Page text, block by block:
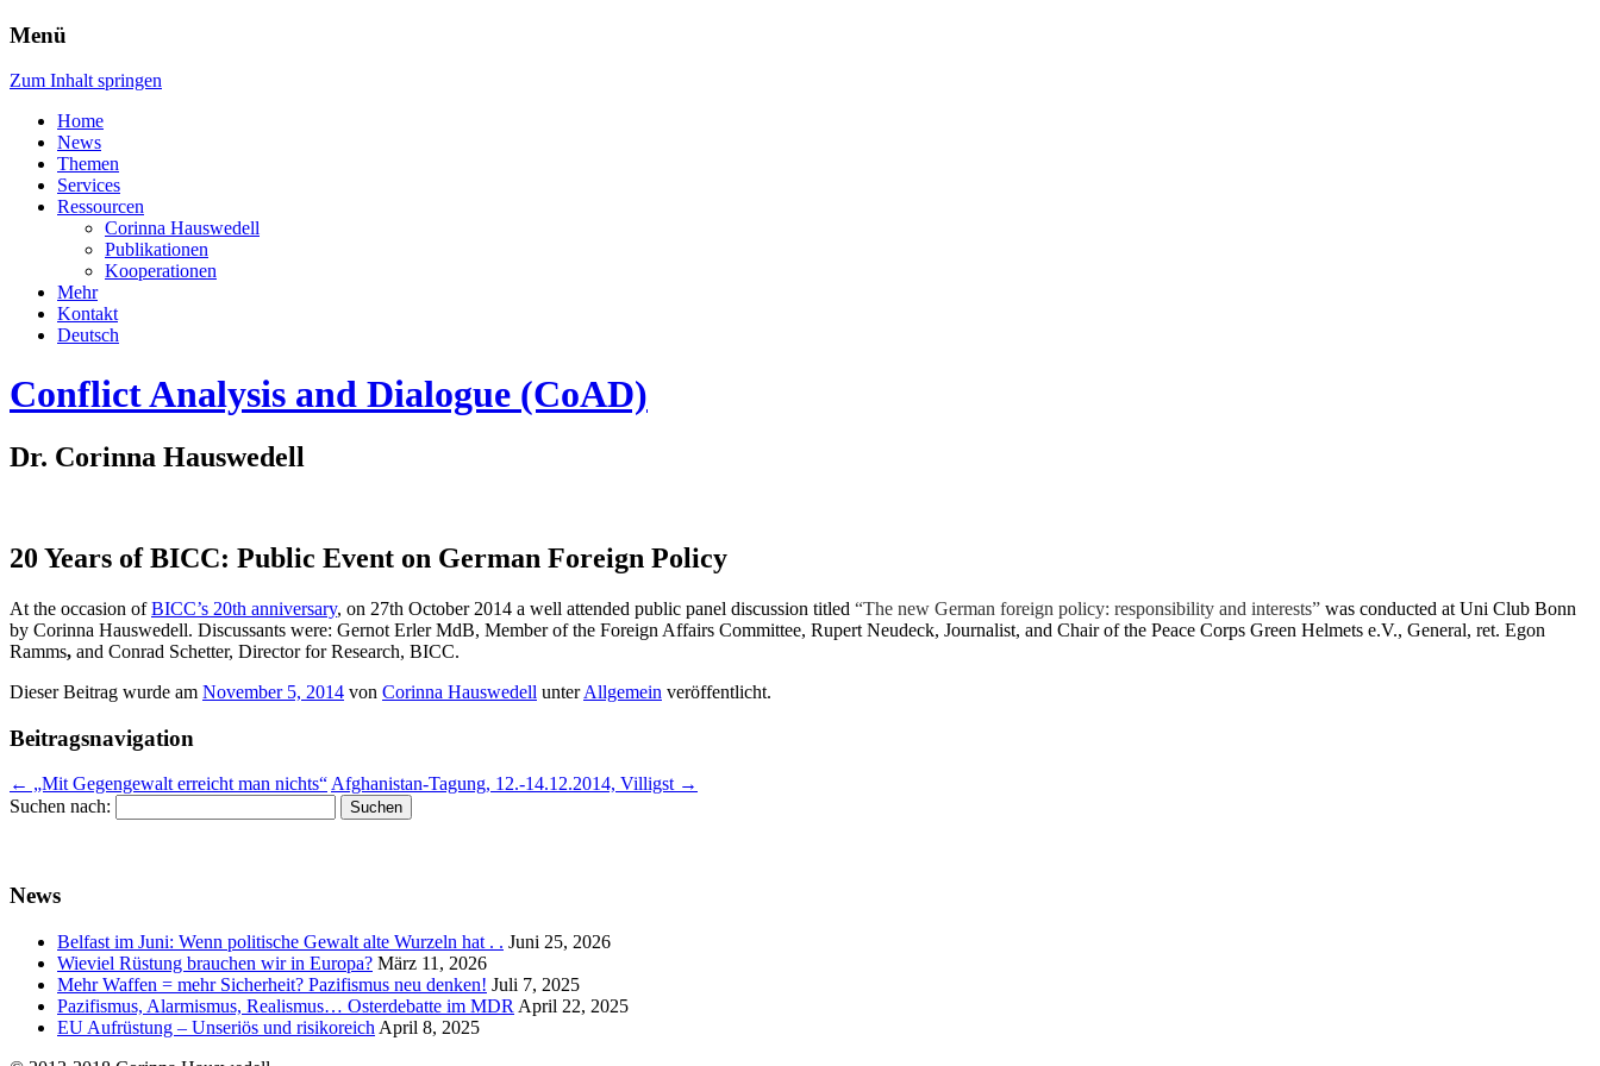
Menü
Zum Inhalt springen
Home
News
Themen
Services
Ressourcen
Corinna Hauswedell
Publikationen
Kooperationen
Mehr
Kontakt
Deutsch
Conflict Analysis and Dialogue (CoAD)
Dr. Corinna Hauswedell
20 Years of BICC: Public Event on German Foreign Policy
At the occasion ofBICC’s 20th anniversary, on 27th October 2014 a well attended public panel discussion titled “The new German foreign policy: responsibility and interests” was conducted at Uni Club Bonn
by Corinna Hauswedell. Discussants were: Gernot Erler MdB, Member of the Foreign Affairs Committee, Rupert Neudeck, Journalist, and Chair of the Peace Corps Green Helmets e.V., General, ret. Egon
Ramms, and Conrad Schetter, Director for Research, BICC.
Dieser Beitrag wurde am November 5, 2014 von Corinna Hauswedell unterAllgemein veröffentlicht.
Beitragsnavigation
← „Mit Gegengewalt erreicht man nichts“Afghanistan-Tagung, 12.-14.12.2014, Villigst →
Suchen nach:
News
Belfast im Juni: Wenn politische Gewalt alte Wurzeln hat . . Juni 25, 2026
Wieviel Rüstung brauchen wir in Europa? März 11, 2026
Mehr Waffen = mehr Sicherheit? Pazifismus neu denken! Juli 7, 2025
Pazifismus, Alarmismus, Realismus… Osterdebatte im MDR April 22, 2025
EU Aufrüstung – Unseriös und risikoreich April 8, 2025